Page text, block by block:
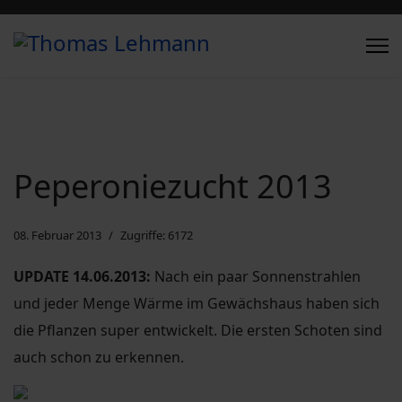
Peperoniezucht 2013
08. Februar 2013 Zugriffe: 6172
UPDATE 14.06.2013: Nach ein paar Sonnenstrahlen
und jeder Menge Wärme im Gewächshaus haben sich
die Pflanzen super entwickelt. Die ersten Schoten sind
auch schon zu erkennen.